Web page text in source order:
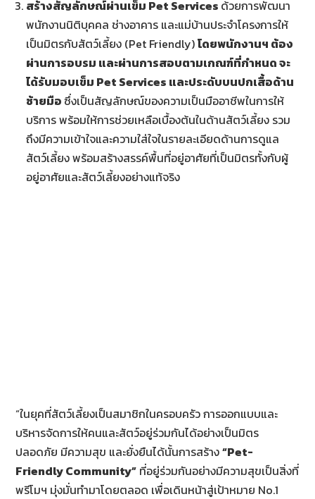
สร้างสัญลักษณ์ผ่านเข็ม Pet Services ด้วยการพัฒนา
พนักงานนิติบุคคล ช่างอาคาร และแม่บ้านประจำโครงการให้
เป็นมิตรกับสัตว์เลี้ยง (Pet Friendly)โดยพนักงานฯ ต้อง
ผ่านการอบรม และผ่านการสอบตามเกณฑ์ที่กำหนด จะ
ได้รับมอบเข็ม Pet Services และประดับบนปกเสื้อด้าน
ซ้ายมือ ซึ่งเป็นสัญลักษณ์ของความเป็นมืออาชีพในการให้
บริการ พร้อมให้การช่วยเหลือเบื้องต้นในด้านสัตว์เลี้ยง รวม
ถึงมีความเข้าใจและความใส่ใจในรายละเอียดด้านการดูแล
สัตว์เลี้ยง พร้อมสร้างสรรค์พื้นที่อยู่อาศัยที่เป็นมิตรทั้งกับผู้
อยู่อาศัยและสัตว์เลี้ยงอย่างแท้จริง
“ในยุคที่สัตว์เลี้ยงเป็นสมาชิกในครอบครัว การออกแบบและ
บริหารจัดการให้คนและสัตว์อยู่ร่วมกันได้อย่างเป็นมิตร
ปลอดภัย มีความสุข และยั่งยืนได้นั้นการสร้าง“Pet-
Friendly Community” ที่อยู่ร่วมกันอย่างมีความสุขเป็นสิ่งที่
พรีโมฯ มุ่งมั่นทำมาโดยตลอด เพื่อเดินหน้าสู่เป้าหมาย No.1